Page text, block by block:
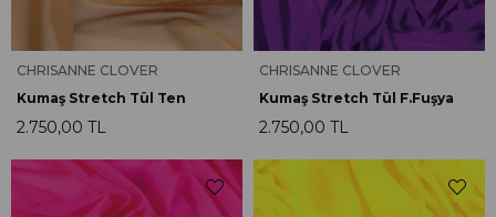
CHRISANNE CLOVER
Kumaş Stretch Tül Ten
2.750,00 TL
CHRISANNE CLOVER
Kumaş Stretch Tül F.Fuşya
2.750,00 TL